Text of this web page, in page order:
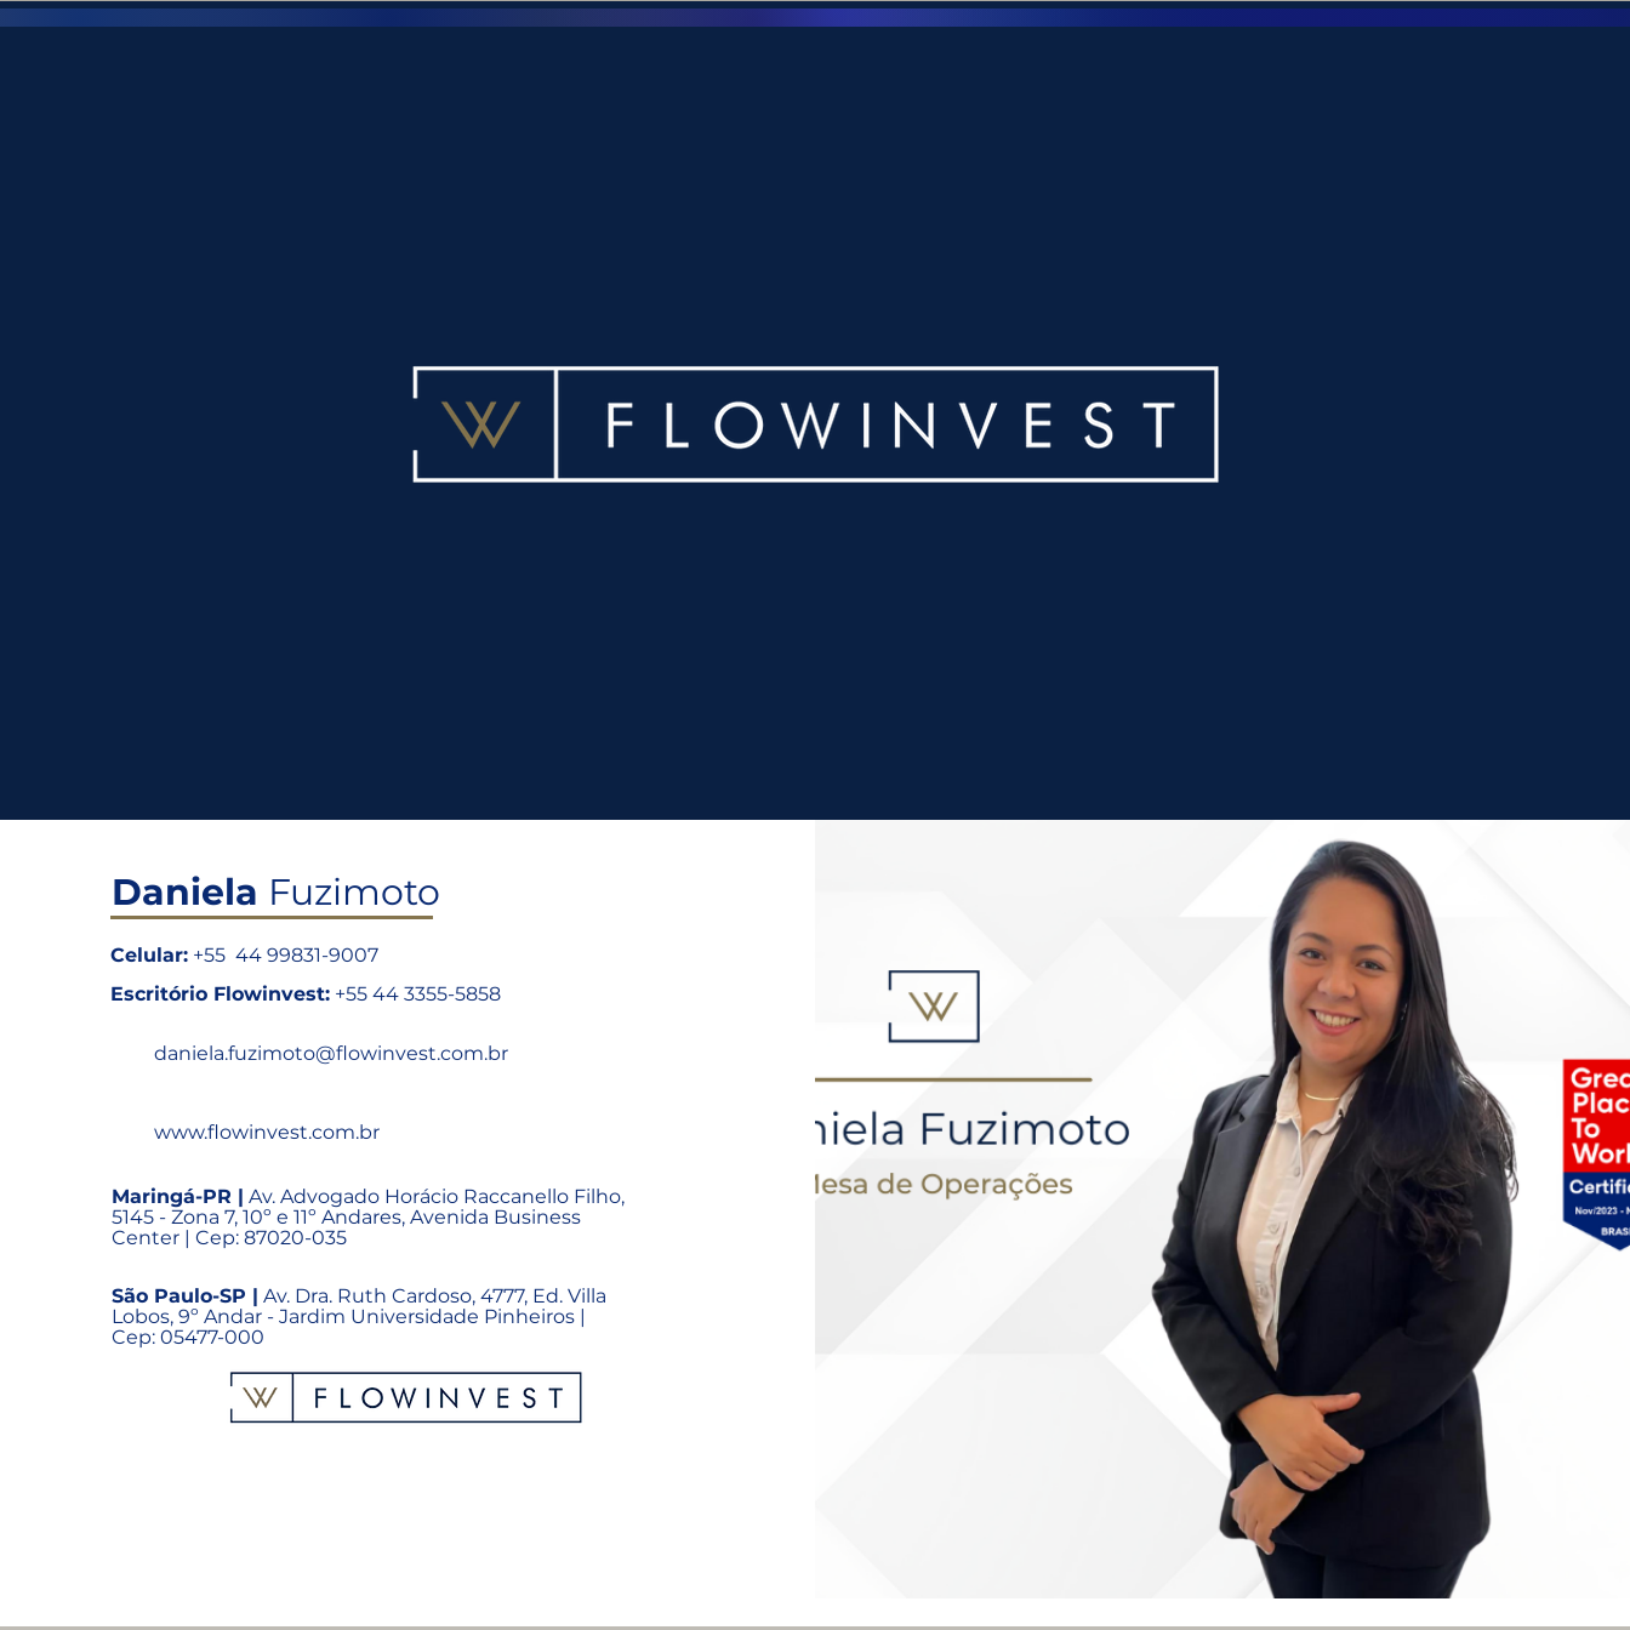
Daniela Fuzimoto
Celular: +55 44 99831-9007
Escritório Flowinvest: +55 44 3355-5858
daniela.fuzimoto@flowinvest.com.br
www.flowinvest.com.br
Maringá-PR | Av. Advogado Horácio Raccanello Filho,
5145 - Zona 7, 10º e 11º Andares, Avenida Business
Center | Cep: 87020-035
São Paulo-SP | Av. Dra. Ruth Cardoso, 4777, Ed. Villa
Lobos, 9º Andar - Jardim Universidade Pinheiros |
Cep: 05477-000